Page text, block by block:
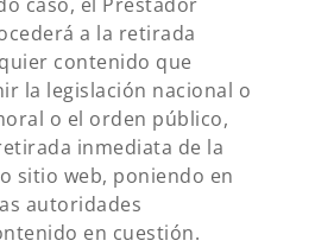
a la retirada
contenido que
la legislación nacional o
o el orden público,
inmediata de la
sitio web, poniendo en
autoridades
en cuestión.